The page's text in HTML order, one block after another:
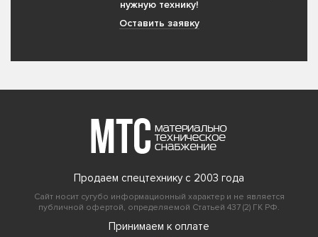
нужную технику!
Оставить заявку
Продаем спецтехнику с 2003 года
Сайт носит сугубо информационный характер и не является
публичной офертой, определяемой Статьей 437 (2) ГК РФ.
Принимаем к оплате